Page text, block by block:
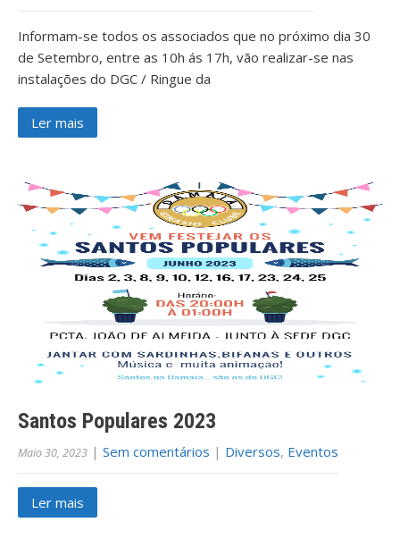
Informam-se todos os associados que no próximo dia 30
de Setembro, entre as 10h ás 17h, vão realizar-se nas
instalações do DGC / Ringue da
Ler mais
Santos Populares 2023
Maio 30, 2023 | Sem comentários | Diversos, Eventos
Ler mais